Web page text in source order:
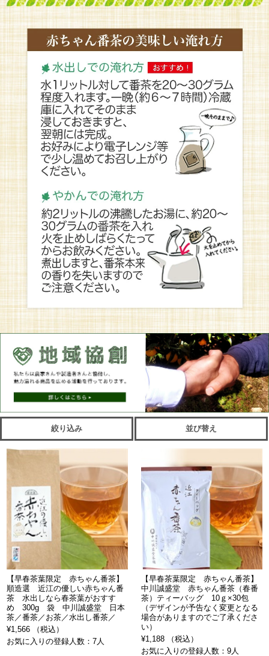
絞り込み 並び替え
【早春茶葉限定 赤ちゃん番茶】
順造選 近江の優しい赤ちゃん番
茶 水出しなら春茶葉がおすす
め 300g 袋 中川誠盛堂 日本
茶／番茶／お茶／水出し番茶／
¥1,566 （税込）
お気に入りの登録人数：7人
【早春茶葉限定 赤ちゃん番茶】
中川誠盛堂 赤ちゃん番茶（春番
茶）ティーバッグ 10ｇ×30包
（デザインが予告なく変更となる
場合がありますのでご了承くださ
い）
¥1,188 （税込）
お気に入りの登録人数：9人